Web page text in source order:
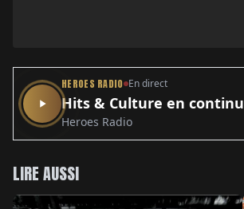
HEROES RADIO En direct
Hits & Culture en continu
Heroes Radio
LIRE AUSSI